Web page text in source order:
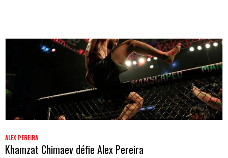
ALEX PEREIRA
Khamzat Chimaev défie Alex Pereira